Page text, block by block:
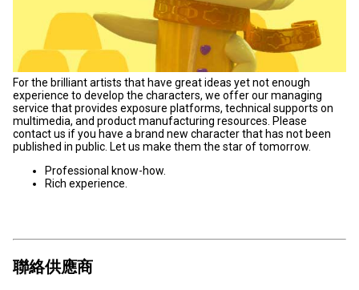
For the brilliant artists that have great ideas yet not enough
experience to develop the characters, we offer our managing
service that provides exposure platforms, technical supports on
multimedia, and product manufacturing resources. Please
contact us if you have a brand new character that has not been
published in public. Let us make them the star of tomorrow.
Professional know-how.
Rich experience.
聯絡供應商